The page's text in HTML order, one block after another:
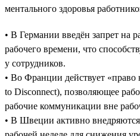
ментального здоровья
• В Германии введён запрет на
рабочего времени, что
у сотрудников.
• Во Франции действует
to Disconnect), позволяющее
рабочие коммуникации вне
• В Швеции активно